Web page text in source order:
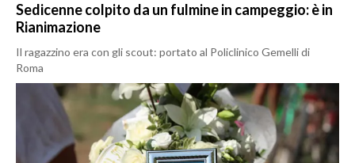
Sedicenne colpito da un fulmine in campeggio: è in
Rianimazione
Il ragazzino era con gli scout: portato al Policlinico Gemelli di
Roma